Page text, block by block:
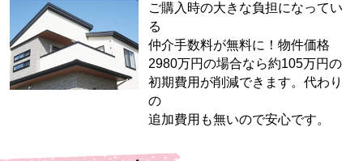
ご購入時の大きな負担になってい
る
仲介手数料が無料に！物件価格
2980万円の場合なら約105万円の
初期費用が削減できます。代わり
の
追加費用も無いので安心です。